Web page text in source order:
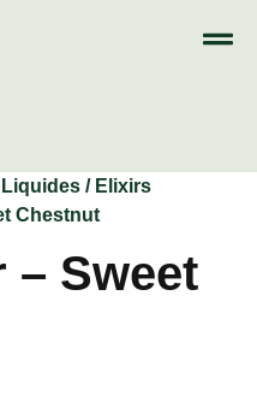
/ Elixirs
Chestnut
– Sweet